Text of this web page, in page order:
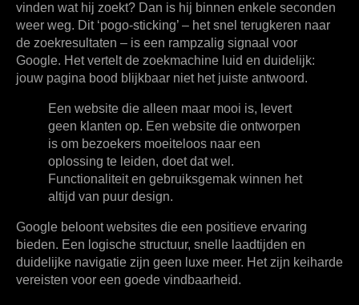
vinden wat hij zoekt? Dan is hij binnen enkele seconden
weer weg. Dit ‘pogo-sticking’ – het snel terugkeren naar
de zoekresultaten – is een rampzalig signaal voor
Google. Het vertelt de zoekmachine luid en duidelijk:
jouw pagina bood blijkbaar niet het juiste antwoord.
Een website die alleen maar mooi is, levert
geen klanten op. Een website die ontworpen
is om bezoekers moeiteloos naar een
oplossing te leiden, doet dat wel.
Functionaliteit en gebruiksgemak winnen het
altijd van puur design.
Google beloont websites die een positieve ervaring
bieden. Een logische structuur, snelle laadtijden en
duidelijke navigatie zijn geen luxe meer. Het zijn keiharde
vereisten voor een goede vindbaarheid.